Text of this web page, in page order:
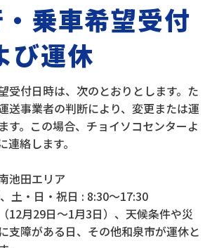
乗車希望受付
び運休
受付日時は、次のとおりとします。た
送事業者の判断により、変更または運
す。この場合、チョイソコセンターよ
連絡します。
池田エリア
土・日・祝日 : 8:30～17:30
12月29日～1月3日）、天候条件や災
支障がある日、その他和泉市が運休と